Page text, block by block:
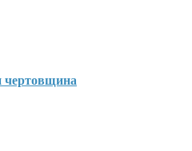
чертовщина